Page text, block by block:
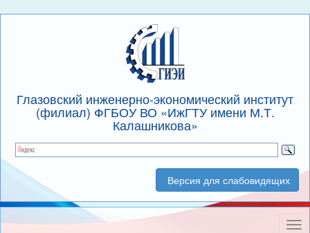
Глазовский инженерно-экономический институт
(филиал) ФГБОУ ВО «ИжГТУ имени М.Т.
Калашникова»
Версия для слабовидящих